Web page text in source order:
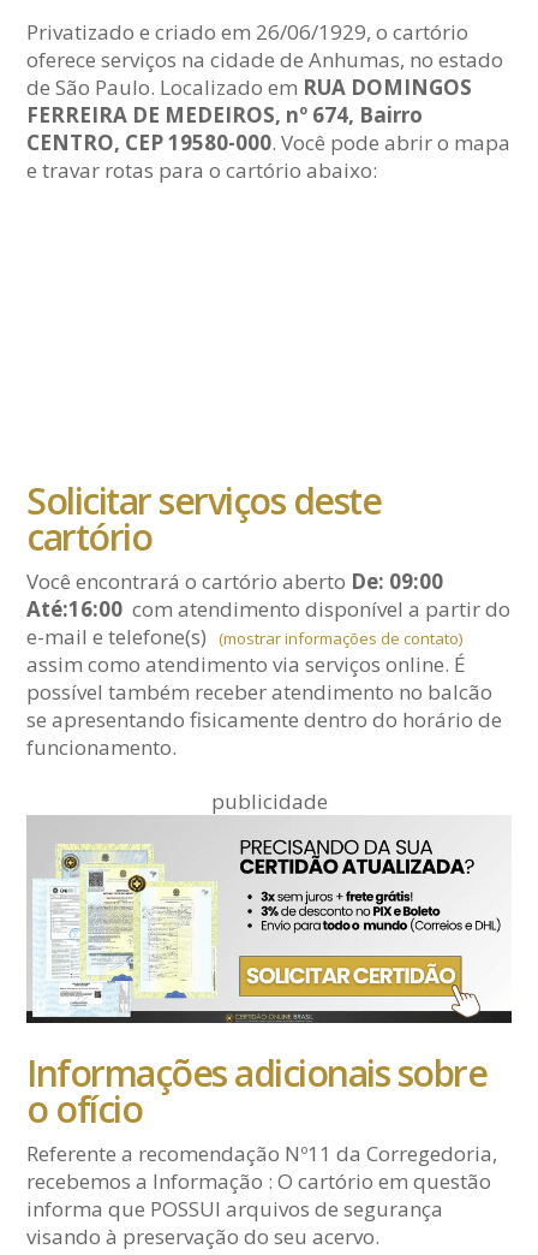
Privatizado e criado em 26/06/1929, o cartório
oferece serviços na cidade de Anhumas, no estado
de São Paulo. Localizado em RUA DOMINGOS
FERREIRA DE MEDEIROS, nº 674, Bairro
CENTRO, CEP 19580-000. Você pode abrir o mapa
e travar rotas para o cartório abaixo:
Solicitar serviços deste
cartório
Você encontrará o cartório aberto De: 09:00
Até:16:00 com atendimento disponível a partir do
e-maile telefone(s) (mostrar informações de contato)
assim como atendimento via serviços online. É
possível também receber atendimento no balcão
se apresentando fisicamente dentro do horário de
funcionamento.
publicidade
Informações adicionais sobre
o ofício
Referente a recomendação Nº11 da Corregedoria,
recebemos a Informação : O cartório em questão
informa que POSSUI arquivos de segurança
visando à preservação do seu acervo.